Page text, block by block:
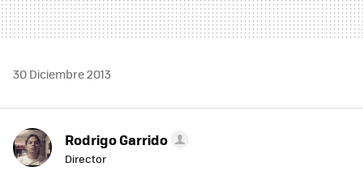
30 Diciembre 2013
Rodrigo Garrido
Director